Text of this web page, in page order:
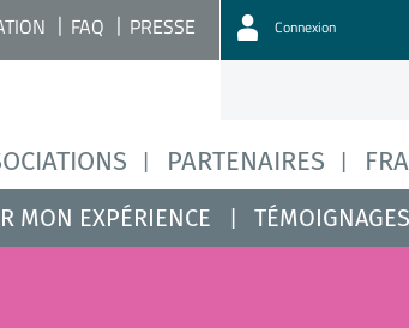
PARTENAIRES
FAQ PRESSE Connexion
MON EXPÉRIENCE TÉMOIGNAGES